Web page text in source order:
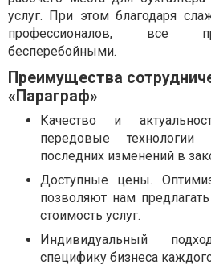
услуг. При этом благодаря
профессионалов, все
бесперебойными.
Преимущества
«Параграф»
Качество и
передовые
последних изменений в
Доступные цены.
позволяют нам
стоимость услуг.
Индивидуальный
специфику бизнеса